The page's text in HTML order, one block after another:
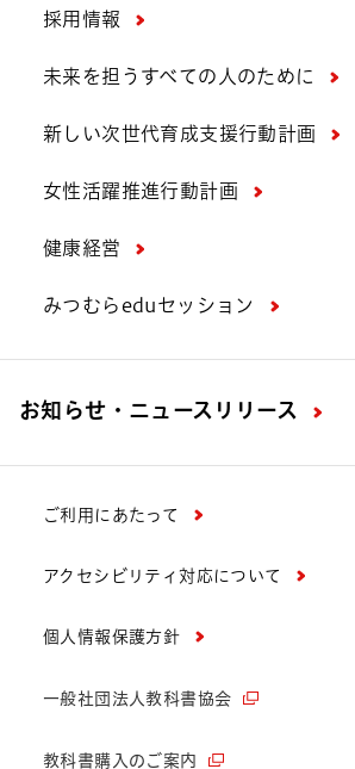
採用情報
未来を担うすべての人のために
新しい次世代育成支援行動計画
女性活躍推進行動計画
健康経営
みつむらeduセッション
お知らせ・ニュースリリース
ご利用にあたって
アクセシビリティ対応について
個人情報保護方針
一般社団法人教科書協会
教科書購入のご案内